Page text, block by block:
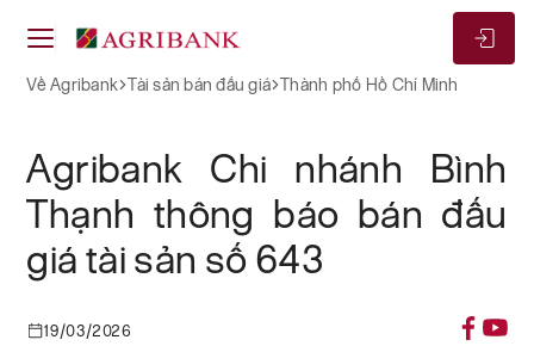
Về Agribank Tài sản bán đấu giá Thành phố Hồ Chí Minh
Agribank Chi nhánh Bình
Thạnh thông báo bán đấu
giá tài sản số 643
19/03/2026